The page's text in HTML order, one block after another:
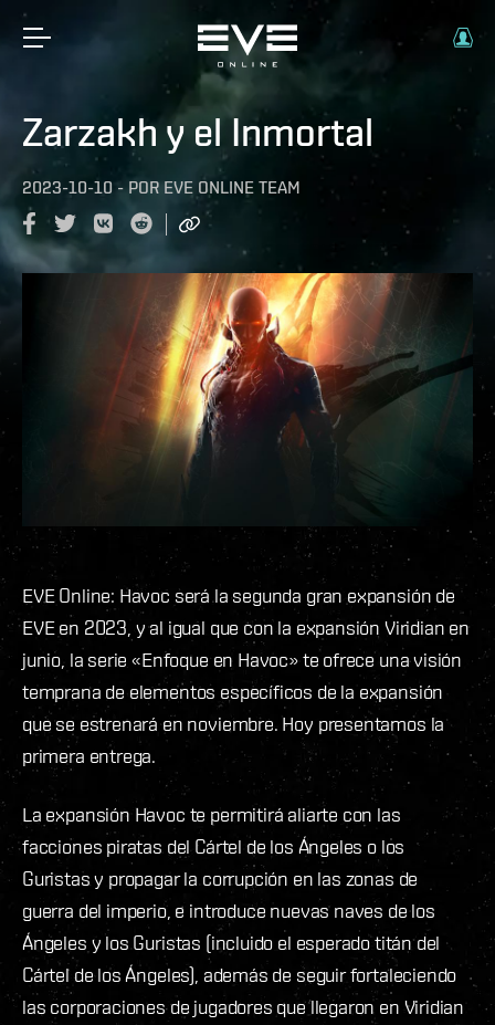
Zarzakh y el Inmortal
2023-10-10 - POR EVE ONLINE TEAM
EVE Online: Havoc será la segunda gran expansión de
EVE en 2023, y al igual que con la expansión Viridian en
junio, la serie «Enfoque en Havoc» te ofrece una visión
temprana de elementos específicos de la expansión
que se estrenará en noviembre. Hoy presentamos la
primera entrega.
La expansión Havoc te permitirá aliarte con las
facciones piratas del Cártel de los Ángeles o los
Guristas y propagar la corrupción en las zonas de
guerra del imperio, e introduce nuevas naves de los
Ángeles y los Guristas (incluido el esperado titán del
Cártel de los Ángeles), además de seguir fortaleciendo
las corporaciones de jugadores que llegaron en Viridian